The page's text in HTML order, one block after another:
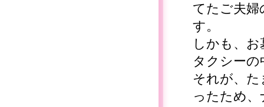
てたご夫婦
す。
しかも、
タクシー
それが、
ったため